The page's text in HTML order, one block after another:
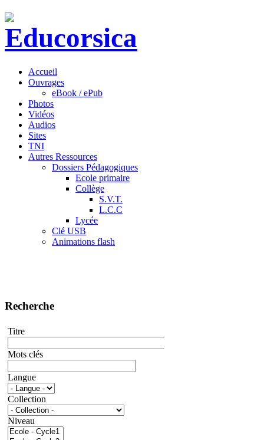
Accueil
Ouvrages
eBook / ePub
Photos
Vidéos
Audios
Sites
TNI
Autres Ressources
Dossiers Pédagogiques
Ecole primaire
Collège
S.V.T.
L.C.C
Lycée
Clé USB
Animations flash
Recherche
Titre
Mots clés
Langue
Collection
Niveau